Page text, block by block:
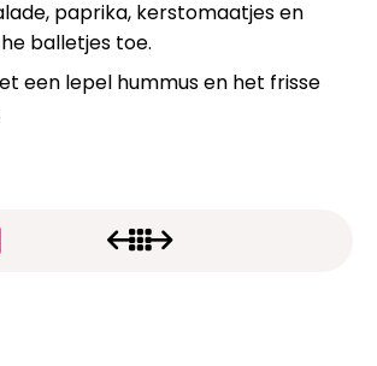
paprika, kerstomaatjes en
balletjes toe.
een lepel hummus en het frisse